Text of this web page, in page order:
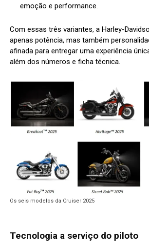
emoção e performance.
Com essas três variantes, a Harley-
apenas potência, mas também
afinada para entregar uma experiência
além dos números e ficha técnica.
Os seis modelos da Cruiser 2025
Tecnologia a serviço do piloto